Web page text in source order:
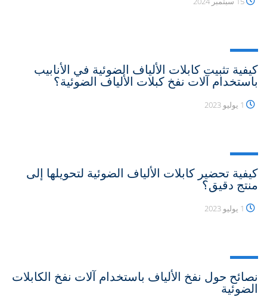
كيفية تثبيت كابلات الألياف الضوئية في الأنابيب
باستخدام آلات نفخ كبلات الألياف الضوئية؟
كيفية تحضير كابلات الألياف الضوئية لتحويلها إلى
منتج دقيق؟
نصائح حول نفخ الألياف باستخدام آلات نفخ الكابلات
الضوئية